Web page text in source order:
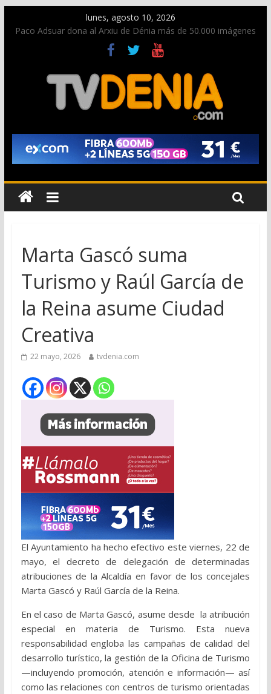
lunes, agosto 10, 2026
Paco Adsuar dona al Arxiu de Dénia más de 50.000 imágenes
de la memoria visual de la ciudad
Nacen las primeras tortugas de Diana y eclosionan otras no
identificadas en la playa de Les Deveses
Dos personas fallecen en un grave accidente en la N-332
entre Benissa y Calp
Una nueva oportunidad para donar sangre en Cruz Roja
El bando moro protagonista en la Segunda Entraeta Festera
Marta Gascó suma
Turismo y Raúl García de
la Reina asume Ciudad
Creativa
22 mayo, 2026 tvdenia.com
El Ayuntamiento ha hecho efectivo este viernes, 22 de
mayo, el decreto de delegación de determinadas
atribuciones de la Alcaldía en favor de los concejales
Marta Gascó y Raúl García de la Reina.
En el caso de Marta Gascó, asume desde la atribución
especial en materia de Turismo. Esta nueva
responsabilidad engloba las campañas de calidad del
desarrollo turístico, la gestión de la Oficina de Turismo
—incluyendo promoción, atención e información— así
como las relaciones con centros de turismo orientadas